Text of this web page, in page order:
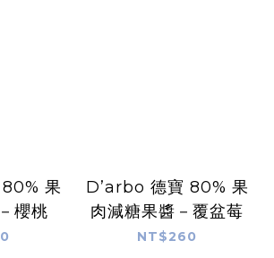
果
櫻桃
D’arbo 德寶 80% 果
肉減糖果醬－覆盆莓
NT$260